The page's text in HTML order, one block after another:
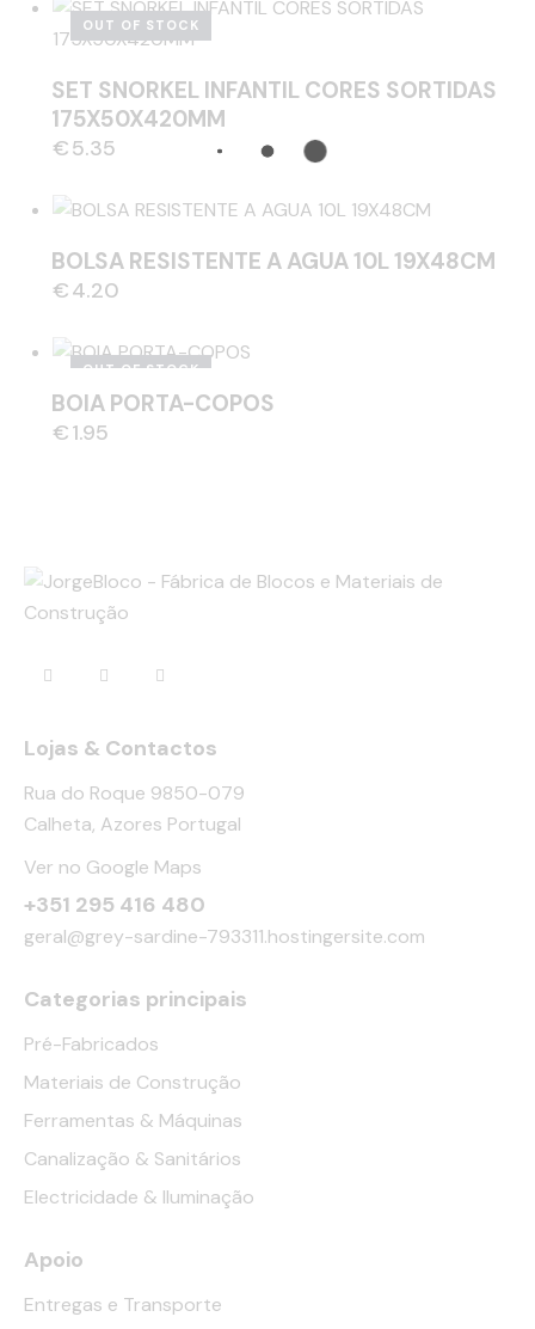
OUT OF STOCK
SET SNORKEL INFANTIL CORES SORTIDAS
175X50X420MM
€5.35
BOLSA RESISTENTE A AGUA 10L 19X48CM
€4.20
OUT OF STOCK
BOIA PORTA-COPOS
€1.95
Lojas & Contactos
Rua do Roque 9850-079
Calheta, Azores Portugal
Ver no Google Maps
+351 295 416 480
geral@grey-sardine-793311.hostingersite.com
Categorias principais
Pré-Fabricados
Materiais de Construção
Ferramentas & Máquinas
Canalização & Sanitários
Electricidade & Iluminação
Apoio
Entregas e Transporte